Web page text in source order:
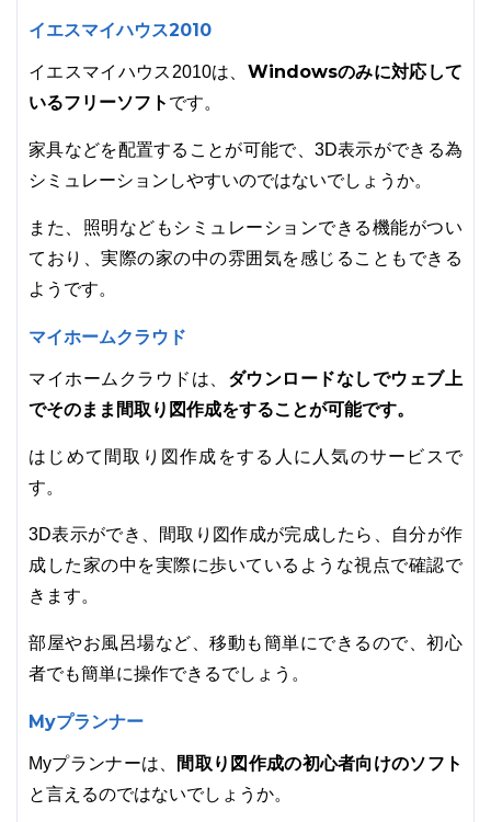
イエスマイハウス2010
イエスマイハウス2010は、 Windowsのみに対応して
いるフリーソフト です。
家具などを配置することが可能で、3D表示ができる為
シミュレーションしやすいのではないでしょうか。
また、照明などもシミュレーションできる機能がつい
ており、実際の家の中の雰囲気を感じることもできる
ようです。
マイホームクラウド
マイホームクラウドは、 ダウンロードなしでウェブ上
でそのまま間取り図作成をすることが可能です。
はじめて間取り図作成をする人に人気のサービスで
す。
3D表示ができ、間取り図作成が完成したら、自分が作
成した家の中を実際に歩いているような視点で確認で
きます。
部屋やお風呂場など、移動も簡単にできるので、初心
者でも簡単に操作できるでしょう。
Myプランナー
Myプランナーは、 間取り図作成の初心者向けのソフト
と言えるのではないでしょうか。